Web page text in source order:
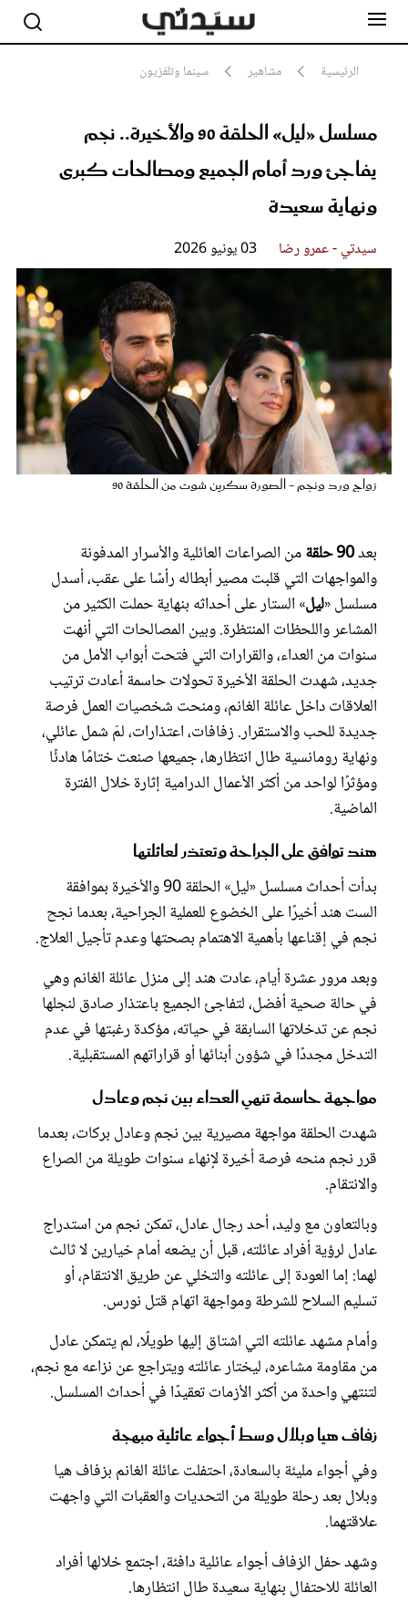
الرئيسية مشاهير سينما وتلفزيون
مسلسل «ليل» الحلقة 90 والأخيرة.. نجم
يفاجئ ورد أمام الجميع ومصالحات كبرى
ونهاية سعيدة
سيدتي - عمرو رضا 03 يونيو 2026
زواج ورد ونجم - الصورة سكرين شوت من الحلقة 90
بعد90 حلقة
من الصراعات العائلية والأسرار المدفونة
والمواجهات التي قلبت مصير أبطاله رأسًا على عقب، أسدل
مسلسل «ليل» الستار على أحداثه بنهاية حملت الكثير من
المشاعر واللحظات المنتظرة. وبين المصالحات التي أنهت
سنوات من العداء، والقرارات التي فتحت أبواب الأمل من
جديد، شهدت الحلقة الأخيرة تحولات حاسمة أعادت ترتيب
العلاقات داخل عائلة الغانم، ومنحت شخصيات العمل فرصة
جديدة للحب والاستقرار. زفافات، اعتذارات، لمّ شمل عائلي،
ونهاية رومانسية طال انتظارها، جميعها صنعت ختامًا هادئًا
ومؤثرًا لواحد من أكثر الأعمال الدرامية إثارة خلال الفترة
الماضية.
هند توافق على الجراحة وتعتذر لعائلتها
بدأت أحداث مسلسل «ليل» الحلقة 90 والأخيرة بموافقة
الست هند أخيرًا على الخضوع للعملية الجراحية، بعدما نجح
نجم في إقناعها بأهمية الاهتمام بصحتها وعدم تأجيل العلاج.
وبعد مرور عشرة أيام، عادت هند إلى منزل عائلة الغانم وهي
في حالة صحية أفضل، لتفاجئ الجميع باعتذار صادق لنجلها
نجم عن تدخلاتها السابقة في حياته، مؤكدة رغبتها في عدم
التدخل مجددًا في شؤون أبنائها أو قراراتهم المستقبلية.
مواجهة حاسمة تنهي العداء بين نجم وعادل
شهدت الحلقة مواجهة مصيرية بين نجم وعادل بركات، بعدما
قرر نجم منحه فرصة أخيرة لإنهاء سنوات طويلة من الصراع
والانتقام.
وبالتعاون مع وليد، أحد رجال عادل، تمكن نجم من استدراج
عادل لرؤية أفراد عائلته، قبل أن يضعه أمام خيارين لا ثالث
لهما: إما العودة إلى عائلته والتخلي عن طريق الانتقام، أو
تسليم السلاح للشرطة ومواجهة اتهام قتل نورس.
وأمام مشهد عائلته التي اشتاق إليها طويلًا، لم يتمكن عادل
من مقاومة مشاعره، ليختار عائلته ويتراجع عن نزاعه مع نجم،
لتنتهي واحدة من أكثر الأزمات تعقيدًا في أحداث المسلسل.
زفاف هيا وبلال وسط أجواء عائلية مبهجة
وفي أجواء مليئة بالسعادة، احتفلت عائلة الغانم بزفاف هيا
وبلال بعد رحلة طويلة من التحديات والعقبات التي واجهت
علاقتهما.
وشهد حفل الزفاف أجواء عائلية دافئة، اجتمع خلالها أفراد
العائلة للاحتفال بنهاية سعيدة طال انتظارها.
مشاهير
جمال
سيدتي وطفلك
بلس+
مقالات الرأي
ستايل
تقارير
عروس سيدتي
مجلة سيدتي
غلاف رفمي